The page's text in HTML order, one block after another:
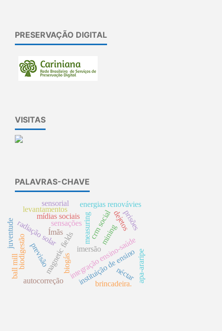
PRESERVAÇÃO DIGITAL
VISITAS
PALAVRAS-CHAVE
integração ensino-saúde
biogás
measuring
magnetic fields
sensações
imersão
radiação solar
energias renovávies
previsão instituição de ensino
mídias sociais crm social
biodigestão
levantamentos dejetos
juventude Ímãs
brincadeira.
apa-araripe
autocorreção
sensorial
prisões
mining
ball mill néctar